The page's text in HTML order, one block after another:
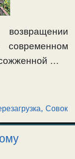
современном
…
,Совок